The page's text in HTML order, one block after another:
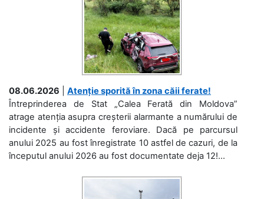
08.06.2026
Atenție sporită în zona căii ferate!
Întreprinderea de Stat „Calea Ferată din Moldova”
atrage atenția asupra creșterii alarmante a numărului de
incidente și accidente feroviare. Dacă pe parcursul
anului 2025 au fost înregistrate 10 astfel de cazuri, de la
începutul anului 2026 au fost documentate deja 12!...